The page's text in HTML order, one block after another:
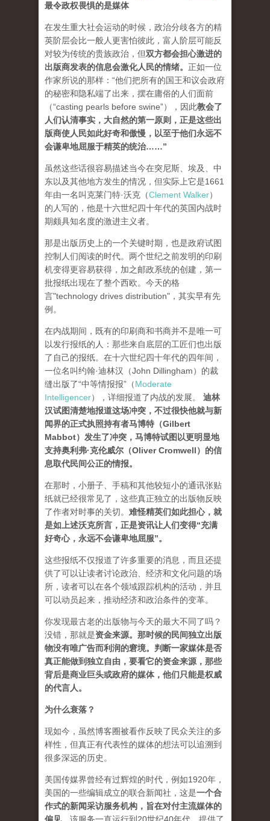
最令政权畏惧的是媒体
在发生重大社会运动的时候，政治分歧各方的精
英阶层会比一般人更害怕彼此，富人阶层可能反
对较为传统的贵族政治，但双方都会担心激进的
出版商发表的信息会激化人民的情绪。 正如一位
作家所说的那样：“他们把所有的国王和议会政府
的秘密和隐私端了出来，摆在庸俗的人们面前
（“casting pearls before swine”），因此教会了
人们认清事实，大自然的第一原则，正是这些出
版商使人民如此好奇和傲慢，以至于他们永远不
会谦卑地屈服于精英的统治……”
虽然这些话很容易描述当今在突尼斯、埃及、中
东以及其他地方发生的情况，但实际上它是1661
年由一名叫克莱门特·沃克（Clement Walker）
的人写的，他是十六世纪四十年代的英国内战时
期颇具知名度的激进主义者。
那是出版历史上的一个关键时期，也是政府试图
控制人们阅读的时代。两个世纪之前发明的印刷
机变得更容易获得，加之邮政系统的创建，第一
批报纸出现在了整个西欧。今天的格
言"technology drives dis­tribution"，其实早有先
例。
在内战期间，既有的印刷商和书商并不是唯一可
以发行报纸的人：那些来自底层的工匠们也出版
了自己的报纸。在十六世纪四十年代的四年间，
一位名叫约翰·迪林汉（John Dillingham）的裁
缝出版了“中等情报报”（Moderate
Intelligencer），详细报道了内战的发展。 迪林
汉试图清楚地报道这场冲突，不过很快他就与新
闻界的正式执照持有者马博特（Gilbert
Mabbot）发生了冲突，马博特试图以更明显地
支持奥利弗·克伦威尔（Oliver Cromwell）的信
息取代民间公正的情报。
在那时，小册子、手稿和其他较短小的通讯张贴
纸就已经很常见了，这些真正独立的出版物反映
了作者对时事的关切。 难怪精英们如此担心，就
是如上述沃克所言，正是资讯让人们变得“充满
好奇心，永远不会谦卑地屈服”。
这些报纸不仅报道了许多重要的消息，而且还提
供了可以让读者讨论政治、经济和文化问题的场
所，读者可以在各个领域跟踪机构的活动，并且
可以动员起来，推动经济和政治条件的变革。
你发现最古老的出版物与今天的最大不同了吗？
没错，那就是资金来源。 那时候的民间独立出版
物没有唯广告而利润的窘境。判断一家媒体是否
真正能做到独立自由，要看它的资金来源，那些
背后是商业巨头或政府的媒体，他们只能是权威
的代言人。
为什么衰落？
现如今，虽然博客圈被看作反映了民众关注的多
样性，但真正有代表性的媒体的想法可以追溯到
很多深远的历史。
美国传媒界曾经有过辉煌的时代，例如1920年，
美国的一些编辑成立的联合新闻社，这是一个合
作式的新闻采访服务机构，旨在对付主流媒体的